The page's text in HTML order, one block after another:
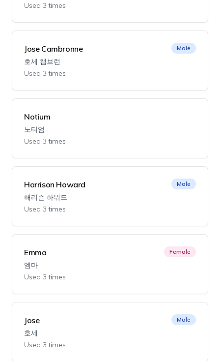
Used 3 times
Jose Cambronne
호세 캠브런
Used 3 times
Male
Notium
노티엄
Used 3 times
Harrison Howard
해리슨 하워드
Used 3 times
Male
Emma
엠마
Used 3 times
Female
Jose
호세
Used 3 times
Male